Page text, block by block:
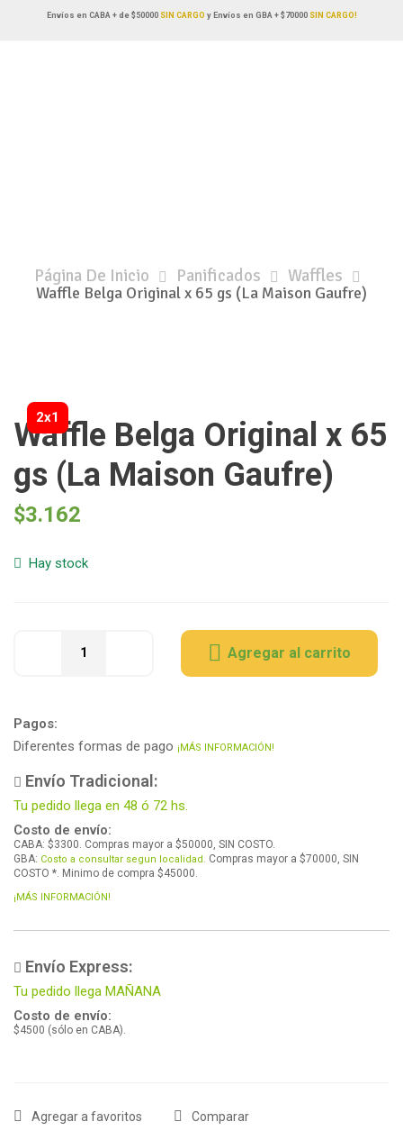
Envíos en CABA + de $50000SIN CARGO y Envíos en GBA + $70000 SIN CARGO!
Página De Inicio Panificados Waffles
Waffle Belga Original x 65 gs (La Maison Gaufre)
2x1
Waffle Belga Original x 65
gs (La Maison Gaufre)
$3.162
Hay stock
Agregar al carrito
Pagos:
Diferentes formas de pago ¡MÁS INFORMACIÓN!
Envío Tradicional:
Tu pedido llega en 48 ó 72 hs.
Costo de envío:
CABA: $3300. Compras mayor a $50000, SIN COSTO.
GBA: Costo a consultar segun localidad.
Compras mayor a $70000, SIN
COSTO *. Minimo de compra $45000.
¡MÁS INFORMACIÓN!
Envío Express:
Tu pedido llega MAÑANA
Costo de envío:
$4500 (sólo en CABA).
Agregar a favoritos Comparar